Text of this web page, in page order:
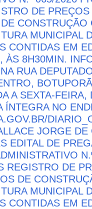
DE
CONSTRUÇÃO
MUNICIPAL
CONTIDAS EM
ÀS 8H30MIN.
RUA
A SEXTA-
ÍNTEGRA NO
JORGE
EDITAL DE
REGISTRO DE
DE
MUNICIPAL
CONTIDAS EM